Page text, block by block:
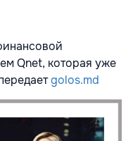
Qnet, которая уже
golos.md